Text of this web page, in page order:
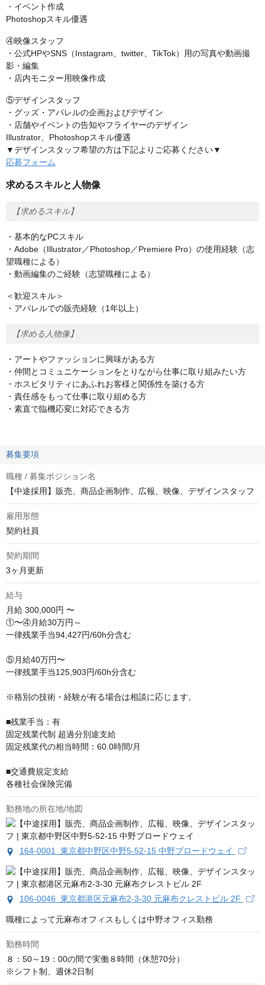
・イベント作成
Photoshopスキル優遇
④映像スタッフ
・公式HPやSNS（Instagram、twitter、TikTok）用の写真や動画撮
影・編集
・店内モニター用映像作成
⑤デザインスタッフ
・グッズ・アパレルの企画およびデザイン
・店舗やイベントの告知やフライヤーのデザイン
Illustrator、Photoshopスキル優遇
▼デザインスタッフ希望の方は下記よりご応募ください▼
応募フォーム
求めるスキルと人物像
【求めるスキル】
・基本的なPCスキル
・Adobe（Illustrator／Photoshop／Premiere Pro）の使用経験（志
望職種による）
・動画編集のご経験（志望職種による）
＜歓迎スキル＞
・アパレルでの販売経験（1年以上）
【求める人物像】
・アートやファッションに興味がある方
・仲間とコミュニケーションをとりながら仕事に取り組みたい方
・ホスピタリティにあふれお客様と関係性を築ける方
・責任感をもって仕事に取り組める方
・素直で臨機応変に対応できる方
募集要項
職種 / 募集ポジション名
【中途採用】販売、商品企画制作、広報、映像、デザインスタッフ
雇用形態
契約社員
契約期間
3ヶ月更新
給与
月給 300,000円 〜
①〜④月給30万円～
一律残業手当94,427円/60h分含む
⑤月給40万円〜
一律残業手当125,903円/60h分含む
※格別の技術・経験が有る場合は相談に応じます。
■残業⼿当：有
固定残業代制 超過分別途⽀給
固定残業代の相当時間：60.0時間/⽉
■交通費規定支給
各種社会保険完備
勤務地の所在地/地図
164-0001 東京都中野区中野5-52-15 中野ブロードウェイ
106-0046 東京都港区元麻布2-3-30 元麻布クレストビル 2F
職種によって元麻布オフィスもしくは中野オフィス勤務
勤務時間
８：50～19：00の間で実働８時間（休憩70分）
※シフト制、週休2日制